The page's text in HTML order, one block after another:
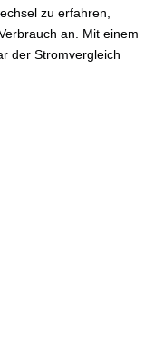
zu erfahren,
an. Mit einem
der Stromvergleich